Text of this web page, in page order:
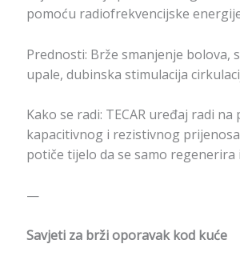
pomoću radiofrekvencijske
Prednosti: Brže smanjenje bolova,
upale, dubinska stimulacija
Kako se radi: TECAR uređaj radi na
kapacitivnog i rezistivnog
potiče tijelo da se samo regenerira
—
Savjeti za brži oporavak kod kuće